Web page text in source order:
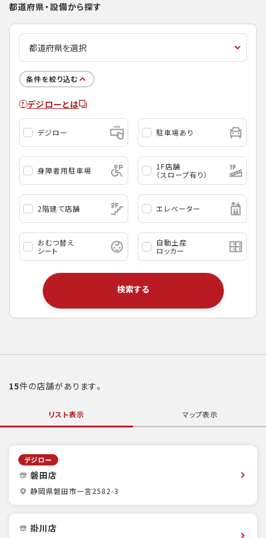
都道府県・設備から探す
条件を絞り込む
デジローとは
デジロー 駐車場あり
身障者用駐車場 1F店舗
（スロープ有り）
2階建て店舗 エレベーター
おむつ替え
シート
自動土産
ロッカー
検索する
15件の店舗があります。
リスト表示 マップ表示
デジロー
磐田店
静岡県磐田市一言2582-3
掛川店